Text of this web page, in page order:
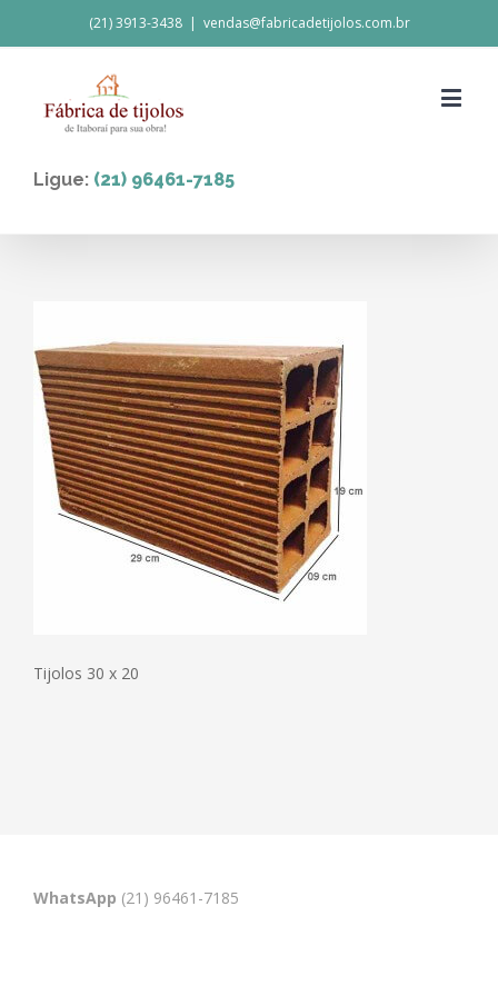
(21) 3913-3438 | vendas@fabricadetijolos.com.br
Ligue: (21) 96461-7185
Tijolos 30 x 20
WhatsApp (21) 96461-7185